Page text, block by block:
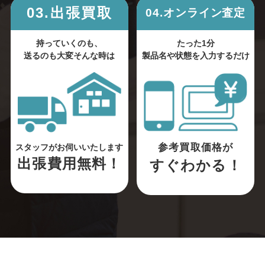
03.出張買取
持っていくのも、
送るのも大変そんな時は
スタッフがお伺いいたします
出張費用無料！
04.オンライン査定
たった1分
製品名や状態を入力するだけ
参考買取価格が
すぐわかる！